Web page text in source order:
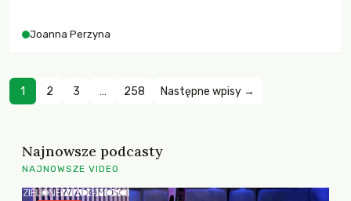
zachodzących zmian klimatycznych. Wymagać to będzie
Joanna Perzyna
1 2 3 … 258 Następne wpisy →
Najnowsze podcasty
NAJNOWSZE VIDEO